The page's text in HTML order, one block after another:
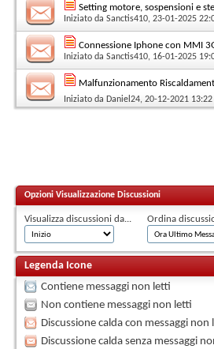
Setting motore, sospensioni e
Iniziato da Sanctis410, 23-01-2025
Connessione Iphone con MMI
Iniziato da Sanctis410, 16-01-2025
Malfunzionamento
Iniziato da Daniel24, 20-12-2021 13:22
Opzioni Visualizzazione Discussioni
Visualizza discussioni da... Ordina
Legenda Icone
Contiene messaggi non letti
Non contiene messaggi non letti
Discussione calda con messaggi non
Discussione calda senza messaggi